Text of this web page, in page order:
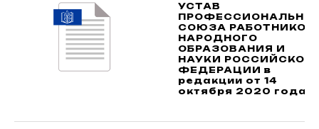
УСТАВ
СОЮЗА РАБОТНИКОВ
НАРОДНОГО
ОБРАЗОВАНИЯ И
НАУКИ РОССИЙСКОЙ
ФЕДЕРАЦИИ в
редакции от 14
октября 2020 года